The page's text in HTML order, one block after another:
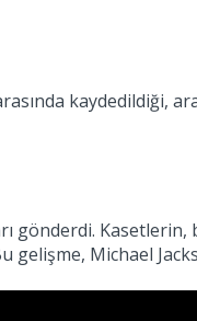
kaydedildiği,
gönderdi.
gelişme, Michael